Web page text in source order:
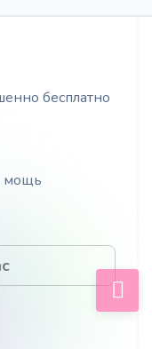
бесплатно
мощь